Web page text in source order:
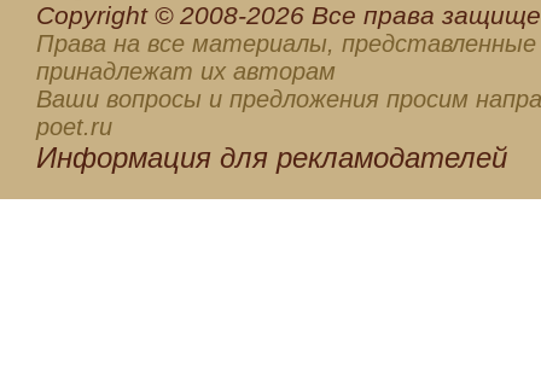
Сopyright © 2008-2026 Все права
Права на все материалы, представленные
принадлежат их авторам
Ваши вопросы и предложения просим
poet.ru
Информация для рекламодателей